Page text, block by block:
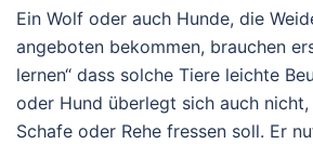
Ein Wolf oder auch Hunde, die
angeboten bekommen, brauchen
lernen“ dass solche Tiere leichte
oder Hund überlegt sich auch
Schafe oder Rehe fressen soll. Er